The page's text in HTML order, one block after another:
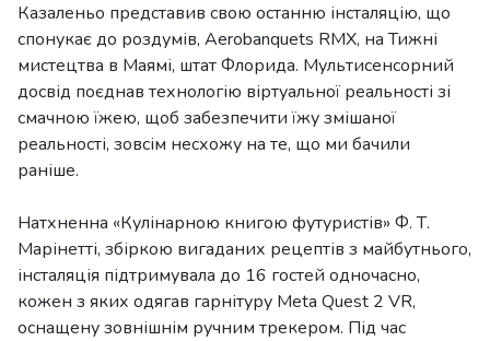
Казаленьо представив свою останню інсталяцію, що
спонукає до роздумів, Aerobanquets RMX, на Тижні
мистецтва в Маямі, штат Флорида. Мультисенсорний
досвід поєднав технологію віртуальної реальності зі
смачною їжею, щоб забезпечити їжу змішаної
реальності, зовсім несхожу на те, що ми бачили
раніше.
Натхненна «Кулінарною книгою футуристів» Ф. Т.
Марінетті, збіркою вигаданих рецептів з майбутнього,
інсталяція підтримувала до 16 гостей одночасно,
кожен з яких одягав гарнітуру Meta Quest 2 VR,
оснащену зовнішнім ручним трекером. Під час